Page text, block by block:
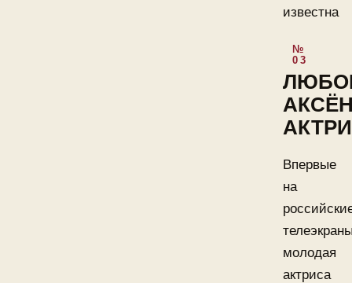
известна
Впервые
на
молодая
актриса